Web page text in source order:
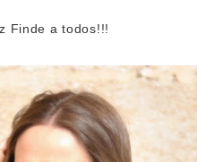
Finde a todos!!!